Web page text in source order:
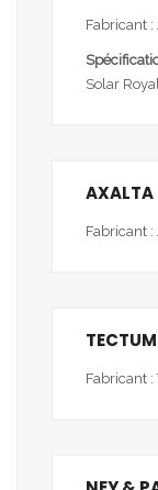
Fabricant :
Solar
AXALTA
Fabricant :
Fabricant :